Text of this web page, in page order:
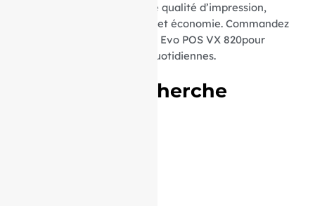
cherchent à combiner haute qualité d’impression,
respect de l’environnement et économie. Commandez
dès maintenant vos bobines Evo POS VX 820pour
simplifier vos impressions quotidiennes.
Termes de recherche